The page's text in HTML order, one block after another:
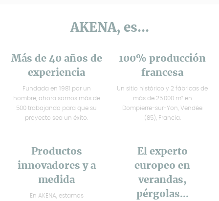
AKENA, es...
Más de 40 años de
experiencia
Fundada en 1981 por un
hombre, ahora somos más de
500 trabajando para que su
proyecto sea un éxito.
100% producción
francesa
Un sitio histórico y 2 fábricas de
más de 25.000 m² en
Dompierre-sur-Yon, Vendée
(85), Francia.
Productos
innovadores y a
medida
En AKENA, estamos
El experto
europeo en
verandas,
pérgolas...